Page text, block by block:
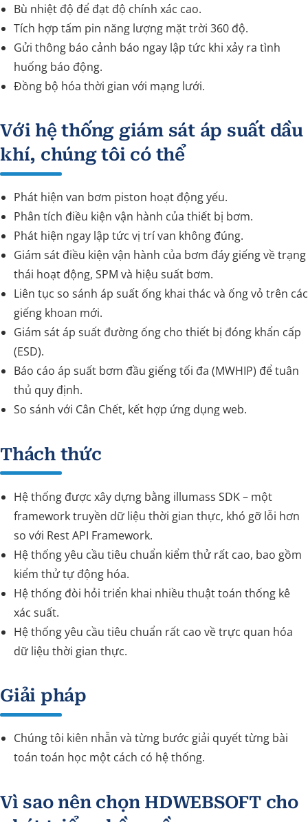
Bù nhiệt độ để đạt độ chính xác cao.
Tích hợp tấm pin năng lượng mặt trời 360 độ.
Gửi thông báo cảnh báo ngay lập tức khi xảy ra tình
huống báo động.
Đồng bộ hóa thời gian với mạng lưới.
Với hệ thống giám sát áp suất dầu
khí, chúng tôi có thể
Phát hiện van bơm piston hoạt động yếu.
Phân tích điều kiện vận hành của thiết bị bơm.
Phát hiện ngay lập tức vị trí van không đúng.
Giám sát điều kiện vận hành của bơm đáy giếng về trạng
thái hoạt động, SPM và hiệu suất bơm.
Liên tục so sánh áp suất ống khai thác và ống vỏ trên các
giếng khoan mới.
Giám sát áp suất đường ống cho thiết bị đóng khẩn cấp
(ESD).
Báo cáo áp suất bơm đầu giếng tối đa (MWHIP) để tuân
thủ quy định.
So sánh với Cân Chết, kết hợp ứng dụng web.
Thách thức
Hệ thống được xây dựng bằng illumass SDK – một
framework truyền dữ liệu thời gian thực, khó gỡ lỗi hơn
so với Rest API Framework.
Hệ thống yêu cầu tiêu chuẩn kiểm thử rất cao, bao gồm
kiểm thử tự động hóa.
Hệ thống đòi hỏi triển khai nhiều thuật toán thống kê
xác suất.
Hệ thống yêu cầu tiêu chuẩn rất cao về trực quan hóa
dữ liệu thời gian thực.
Giải pháp
Chúng tôi kiên nhẫn và từng bước giải quyết từng bài
toán toán học một cách có hệ thống.
Vì sao nên chọn HDWEBSOFT cho